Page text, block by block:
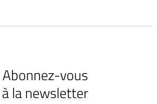
Abonnez-vous
à la newsletter